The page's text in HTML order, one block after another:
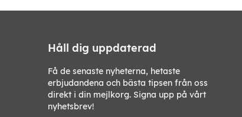
Håll dig uppdaterad
Få de senaste nyheterna, hetaste
erbjudandena och bästa tipsen från oss
direkt i din mejlkorg. Signa upp på vårt
nyhetsbrev!